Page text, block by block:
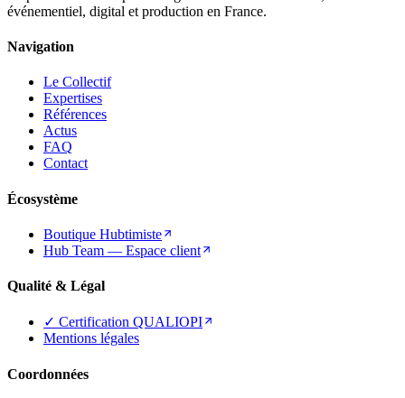
événementiel, digital et production en France.
Navigation
Le Collectif
Expertises
Références
Actus
FAQ
Contact
Écosystème
Boutique Hubtimiste
Hub Team — Espace client
Qualité & Légal
✓ Certification QUALIOPI
Mentions légales
Coordonnées